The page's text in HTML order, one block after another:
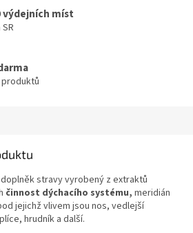
výdejních míst
stravy vyrobený z extraktů
činnost dýchacího systému, meridián
jejichž vlivem jsou nos, vedlejší
hrudník a další.